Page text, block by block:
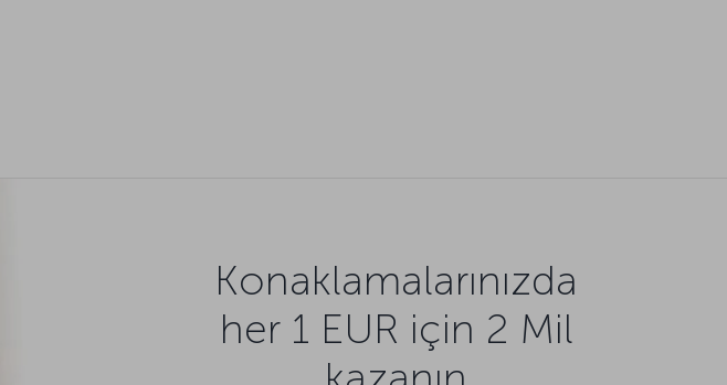
Konaklamalarınızda
her 1 EUR için 2 Mil